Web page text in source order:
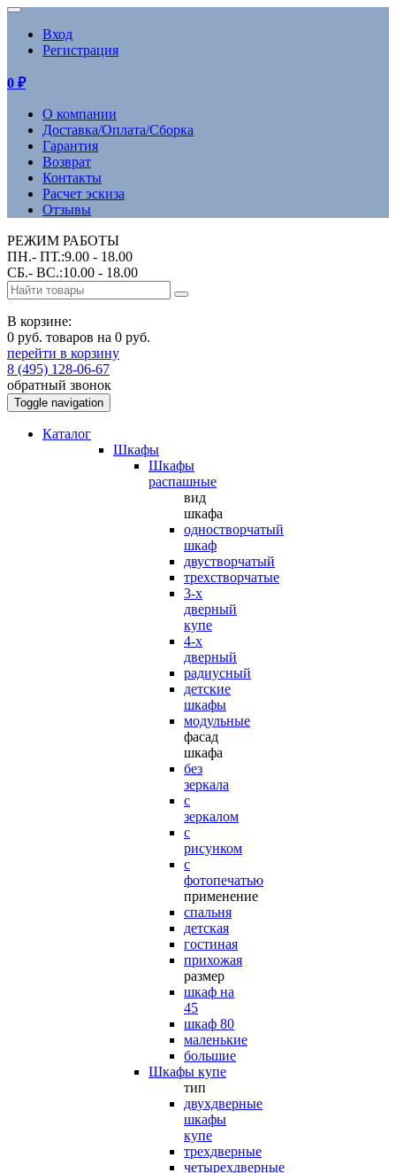
Вход
Регистрация
0 ₽
О компании
Доставка/Оплата/Сборка
Гарантия
Возврат
Контакты
Расчет эскиза
Отзывы
РЕЖИМ РАБОТЫ
ПН.- ПТ.:9.00 - 18.00
СБ.- ВС.:10.00 - 18.00
В корзине:
0 руб. товаров на 0 руб.
перейти в корзину
8 (495) 128-06-67
обратный звонок
Toggle navigation
Каталог
Шкафы
Шкафы
распашные
вид
шкафа
одностворчатый
шкаф
двустворчатый
трехстворчатые
3-х
дверный
купе
4-х
дверный
радиусный
детские
шкафы
модульные
фасад
шкафа
без
зеркала
с
зеркалом
с
рисунком
с
фотопечатью
применение
спальня
детская
гостиная
прихожая
размер
шкаф на
45
шкаф 80
маленькие
большие
Шкафы купе
тип
двухдверные
шкафы
купе
трехдверные
четырехдверные